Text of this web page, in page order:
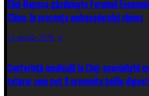
Cluj-Napoca găzduiește Forumul
China, în prezența ambasadorului chinez
15 aprilie 2026, 0
Conferință medicală la Cluj: specialiștii
tuturor cum pot fi prevenite bolile